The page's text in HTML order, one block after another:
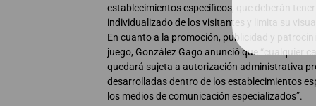
establecimientos específicos, que deberán
individualizado de los visitantes y limita su
En cuanto a la promoción, publicidad y
juego, González Gago anunció que “cualquier
quedará sujeta a autorización administrativa
desarrolladas dentro de los establecimientos
los medios de comunicación especializados”.